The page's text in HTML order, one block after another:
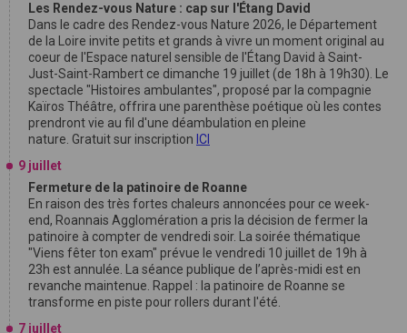
Les Rendez-vous Nature : cap sur l'Étang David
Dans le cadre des Rendez-vous Nature 2026, le Département
de la Loire invite petits et grands à vivre un moment original au
coeur de l'Espace naturel sensible de l'Étang David à Saint-
Just-Saint-Rambert ce dimanche 19 juillet (de 18h à 19h30). Le
spectacle "Histoires ambulantes", proposé par la compagnie
Kaïros Théâtre, offrira une parenthèse poétique où les contes
prendront vie au fil d'une déambulation en pleine
nature. Gratuit sur inscription ICI
9 juillet
Fermeture de la patinoire de Roanne
En raison des très fortes chaleurs annoncées pour ce week-
end, Roannais Agglomération a pris la décision de fermer la
patinoire à compter de vendredi soir. La soirée thématique
"Viens fêter ton exam" prévue le vendredi 10 juillet de 19h à
23h est annulée. La séance publique de l’après-midi est en
revanche maintenue. Rappel : la patinoire de Roanne se
transforme en piste pour rollers durant l'été.
7 juillet